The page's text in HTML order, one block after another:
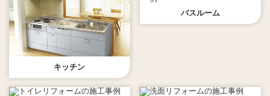
キッチン
バスルーム